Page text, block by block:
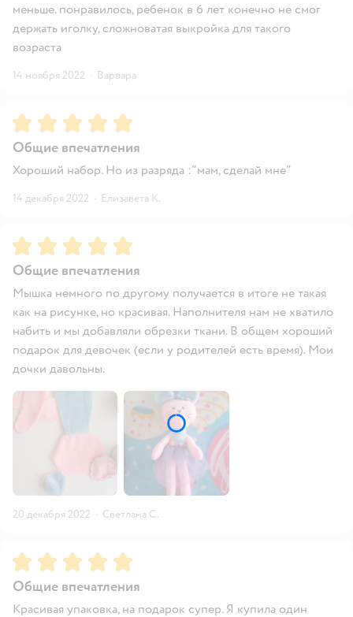
меньше. понравилось, ребенок в 6 лет конечно не смог
держать иголку, сложноватая выкройка для такого
возраста
14 ноября 2022 · Варвара
Рейтинг:5
Общие впечатления
Хороший набор. Но из разряда :"мам, сделай мне"
14 декабря 2022 · Елизавета К.
Рейтинг:5
Общие впечатления
Мышка немного по другому получается в итоге не такая
как на рисунке, но красивая. Наполнителя нам не хватило
набить и мы добавляли обрезки ткани. В общем хороший
подарок для девочек (если у родителей есть время). Мои
дочки давольны.
20 декабря 2022 · Светлана С.
Рейтинг:5
Общие впечатления
Красивая упаковка, на подарок супер. Я купила один